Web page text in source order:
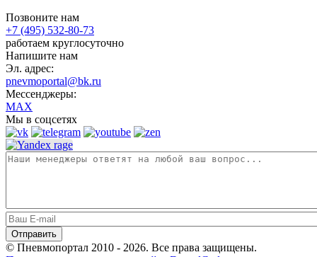
Позвоните нам
+7 (495) 532-80-73
работаем круглосуточно
Напишите нам
Эл. адрес:
pnevmoportal@bk.ru
Мессенджеры:
MAX
Мы в соцсетях
© Пневмопортал 2010 - 2026. Все права защищены.